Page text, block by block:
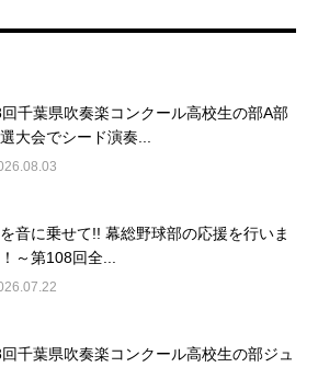
千葉県吹奏楽コンクール高校生の部A部
大会でシード演奏...
音に乗せて!! 幕総野球部の応援を行いま
～第108回全...
千葉県吹奏楽コンクール高校生の部ジュ